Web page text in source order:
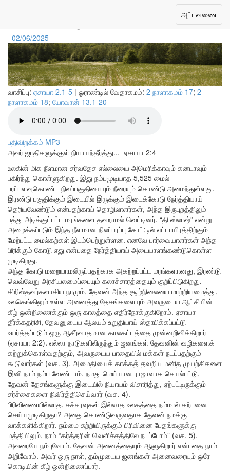
Toggle
navigation
அட்டவணை
02/06/2025
வாசிப்பு: ஏசாயா 2.1-5 | ஓராண்டில் வேதாகமம்: 2 நாளாகமம் 17; 2
நாளாகமம் 18; யோவான் 13.1-20
பதிவிறக்கம் MP3
அவர் ஜாதிகளுக்குள் நியாயந்தீர்த்து... ஏசாயா 2:4
உலகின் மிக நீளமான சர்வதேச எல்லையை அமெரிக்காவும் கனடாவும்
பகிர்ந்து கொள்ளுகிறது. இது நம்பமுடியாத 5,525 மைல்
பரப்பளவுகொண்ட நிலப்பகுதியையும் நீரையும் கொண்டு அமைந்துள்ளது.
இரண்டு பகுதிக்கும் இடையில் இருக்கும் இடைக்கோடு நேர்த்தியாய்
தெரியவேண்டும் என்பதற்காய் தொழிலாளர்கள், அந்த இருபுறத்திலும்
பத்து அடிக்குட்பட்ட மரங்களை தவறாமல் வெட்டினர். “தி ஸ்லாஷ்” என்று
அழைக்கப்படும் இந்த நீளமான நிலப்பரப்பு கோட்;டில் எட்டாயிரத்திற்கும்
மேற்பட்ட மைல்கற்கள் இடம்பெற்றுள்ளன. எனவே பார்வையாளர்கள் அந்த
பிரிக்கும் கோடு எது என்பதை நேர்த்தியாய் அடையாளங்கண்டுகொள்ள
முடிகிறது.
அந்த கோடு மறையாமலிருப்பதற்காக அகற்றப்பட்ட மரங்களானது, இரண்டு
வெவ்வேறு அரசியலமைப்பையும் கலாச்சாரத்தையும் குறிப்பிடுகிறது.
கிறிஸ்தவர்களாகிய நாமும், தேவன் அந்த சூழ்நிலையை மாற்றியமைத்து,
உலகெங்கிலும் உள்ள அனைத்து தேசங்களையும் அவருடைய ஆட்சியின்
கீழ் ஒன்றிணைக்கும் ஒரு காலத்தை எதிர்நோக்குகிறோம். ஏசாயா
தீர்க்கதரிசி, தேவனுடைய ஆலயம் உறுதியாய் ஸ்தாபிக்கப்பட்டு
உயர்த்தப்படும் ஒரு ஆசீர்வாதமான காலகட்டத்தை முன்னறிவிக்கிறார்
(ஏசாயா 2:2). எல்லா நாடுகளிலிருந்தும் ஜனங்கள் தேவனின் வழிகளைக்
கற்றுக்கொள்வதற்கும், அவருடைய பாதையில் மக்கள் நடப்பதற்கும்
கூடுவார்கள் (வச. 3). அமைதியைக் காக்கத் தவறிய மனித முயற்சிகளை
இனி நாம் நம்ப வேண்டாம். நமது மெய்யான ராஜாவாக செயல்பட்டு,
தேவன் தேசங்களுக்கு இடையில் நியாயம் விசாரித்து, ஏற்பட்டிருக்கும்
சர்ச்சைகளை நிவிர்த்திசெய்வார் (வச. 4).
பிரிவிணையில்லாத, சச்சரவுகள் இல்லாத உலகத்தை நம்மால் கற்பனை
செய்யமுடிகிறதா? அதை கொண்டுவருவதாக தேவன் நமக்கு
வாக்களிக்கிறார். நம்மை சுற்றியிருக்கும் பிரிவினை பேதங்களுக்கு
மத்தியிலும், நாம் “கர்த்தரின் வெளிச்சத்திலே நடப்போம்” (வச. 5).
அவரையே நம்புவோம். தேவன் அனைத்தையும் ஆளுகிறார் என்பதை நாம்
அறிவோம். அவர் ஒரு நாள், தம்முடைய ஜனங்கள் அனைவரையும் ஒரே
கொடியின் கீழ் ஒன்றிணைப்பார்.